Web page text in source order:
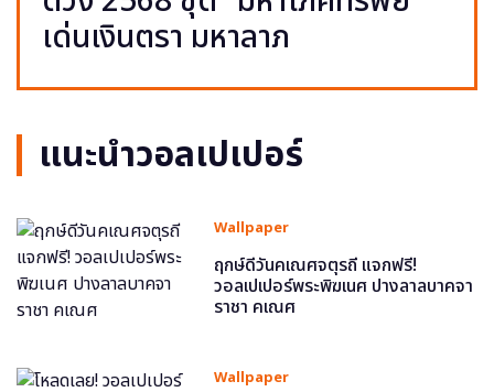
เด่นเงินตรา มหาลาภ
แนะนำวอลเปเปอร์
Wallpaper
ฤกษ์ดีวันคเณศจตุรถี แจกฟรี!
วอลเปเปอร์พระพิฆเนศ ปางลาลบาคจา
ราชา คเณศ
Wallpaper